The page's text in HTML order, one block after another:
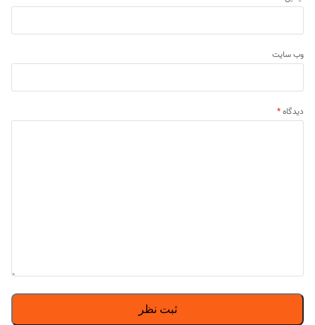
وب‌ سایت
دیدگاه*